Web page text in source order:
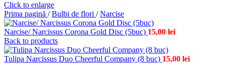
Click to enlarge
Prima pagină / Bulbi de flori / Narcise
Narcise/ Narcissus Corona Gold Disc (5buc) 15,00 lei
Back to products
Tulipa Narcissus Duo Cheerful Company (8 buc) 15,00 lei